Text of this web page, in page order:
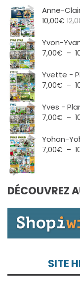
Anne-
10,00€
Yvon-
7,00€ –
Yvette -
7,00€ –
Yves -
7,00€ –
Yohan-
7,00€ –
DÉCOUVREZ
SITE